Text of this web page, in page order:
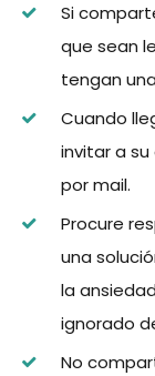
Si
que sean
tengan
Cuando
invitar a
por mail.
Procure
una
la
ignorado
No